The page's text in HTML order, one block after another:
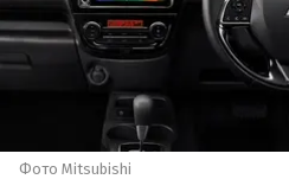
Фото Mitsubishi